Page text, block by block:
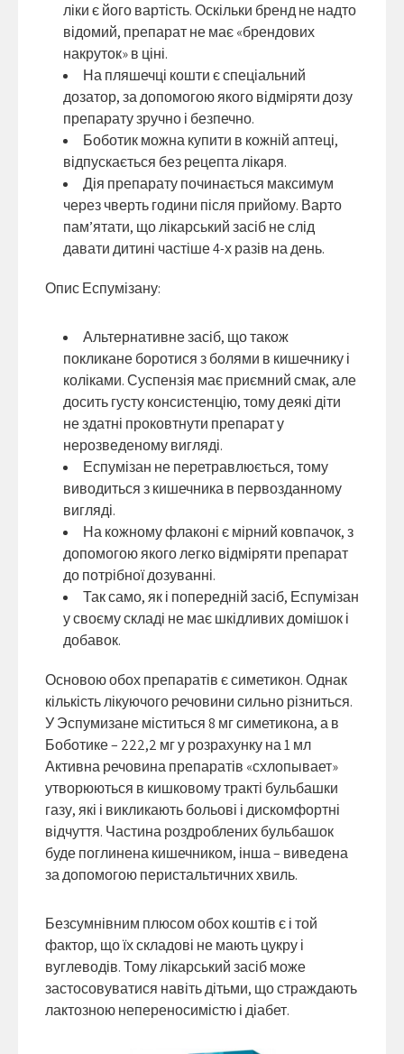
ліки є його вартість. Оскільки бренд не надто
відомий, препарат не має «брендових
накруток» в ціні.
На пляшечці кошти є спеціальний
дозатор, за допомогою якого відміряти дозу
препарату зручно і безпечно.
Боботик можна купити в кожній аптеці,
відпускається без рецепта лікаря.
Дія препарату починається максимум
через чверть години після прийому. Варто
пам’ятати, що лікарський засіб не слід
давати дитині частіше 4-х разів на день.
Опис Еспумізану:
Альтернативне засіб, що також
покликане боротися з болями в кишечнику і
коліками. Суспензія має приємний смак, але
досить густу консистенцію, тому деякі діти
не здатні проковтнути препарат у
нерозведеному вигляді.
Еспумізан не перетравлюється, тому
виводиться з кишечника в первозданному
вигляді.
На кожному флаконі є мірний ковпачок, з
допомогою якого легко відміряти препарат
до потрібної дозуванні.
Так само, як і попередній засіб, Еспумізан
у своєму складі не має шкідливих домішок і
добавок.
Основою обох препаратів є симетикон. Однак
кількість лікуючого речовини сильно різниться.
У Эспумизане міститься 8 мг симетикона, а в
Боботике – 222,2 мг у розрахунку на 1 мл
Активна речовина препаратів «схлопывает»
утворюються в кишковому тракті бульбашки
газу, які і викликають больові і дискомфортні
відчуття. Частина роздроблених бульбашок
буде поглинена кишечником, інша – виведена
за допомогою перистальтичних хвиль.
Безсумнівним плюсом обох коштів є і той
фактор, що їх складові не мають цукру і
вуглеводів. Тому лікарський засіб може
застосовуватися навіть дітьми, що страждають
лактозною непереносимістю і діабет.